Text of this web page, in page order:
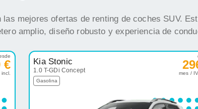
mejores ofertas de renting de coches SUV.
amplio, diseño robusto y experiencia de
€
incl.
Kia Stonic
1.0 T-GDi Concept
Gasolina
mes /